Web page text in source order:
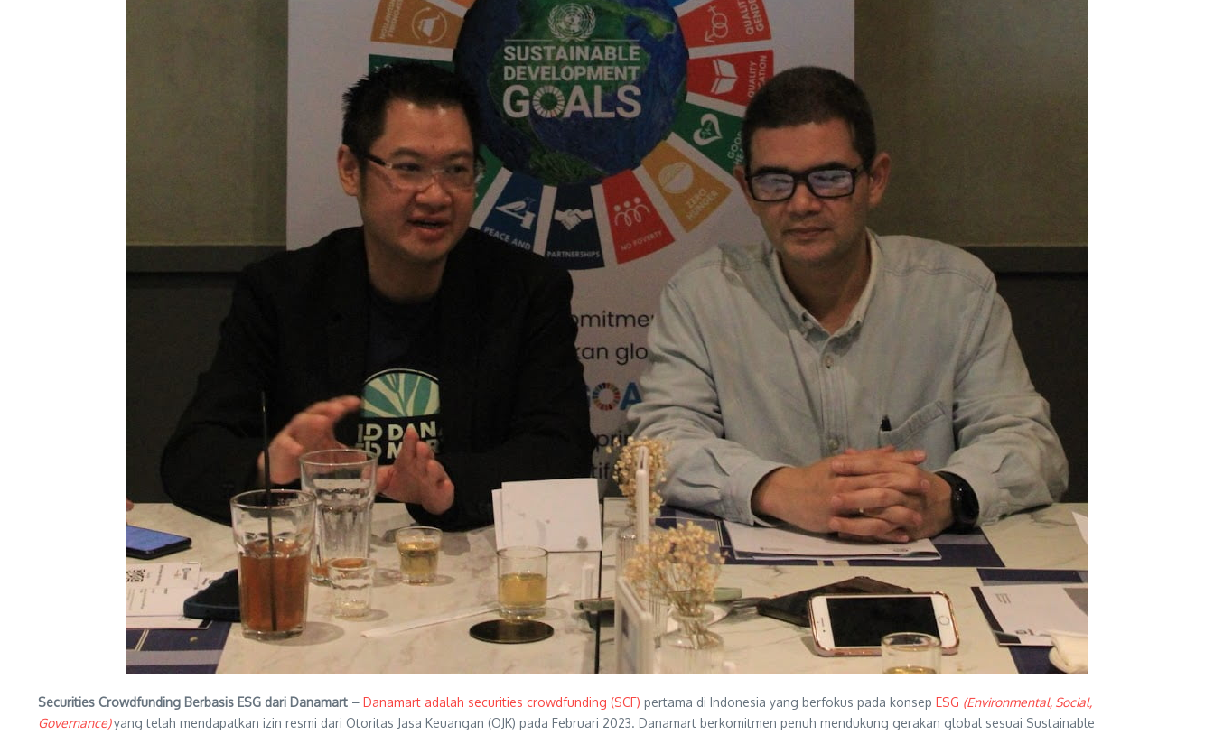
Securities Crowdfunding Berbasis ESG dari Danamart – Danamart adalah securities crowdfunding (SCF) pertama di Indonesia yang berfokus pada konsep ESG (Environmental, Social,
Governance)yang telah mendapatkan izin resmi dari Otoritas Jasa Keuangan (OJK) pada Februari 2023. Danamart berkomitmen penuh mendukung gerakan global sesuai Sustainable